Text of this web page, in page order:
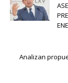
Analizan